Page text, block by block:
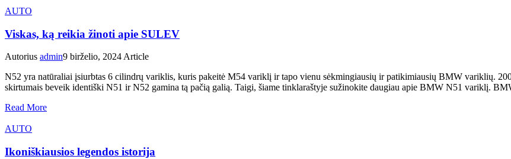
AUTO
Viskas, ką reikia žinoti apie SULEV
Autorius admin9 birželio, 2024Article
N52 yra natūraliai įsiurbtas 6 cilindrų variklis, kuris pakeitė M54 variklį ir tapo vienu sėkmingiausių ir patikimiausių BMW variklių.
skirtumais beveik identiški N51 ir N52 gamina tą pačią galią. Taigi, šiame tinklaraštyje sužinokite daugiau apie BMW N51 variklį.
Read More
AUTO
Ikoniškiausios legendos istorija